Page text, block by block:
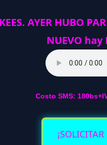
AYER HUBO
NUEVO hay
Costo SMS: